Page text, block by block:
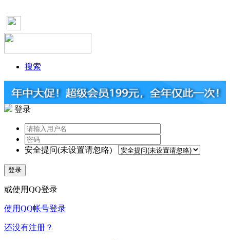
搜索
登录
安全提问(未设置请忽略)
登录
或使用QQ登录
使用QQ帐号登录
还没有注册？